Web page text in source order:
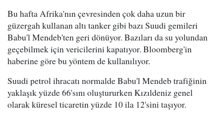
Bu hafta Afrika'nın çevresinden çok daha uzun bir
güzergah kullanan altı tanker gibi bazı Suudi gemileri
Babu'l Mendeb'ten geri dönüyor. Bazıları da su yolundan
geçebilmek için vericilerini kapatıyor. Bloomberg'in
haberine göre bu yöntem de kullanılıyor.
Suudi petrol ihracatı normalde Babu'l Mendeb trafiğinin
yaklaşık yüzde 66'sını oluştururken Kızıldeniz genel
olarak küresel ticaretin yüzde 10 ila 12'sini taşıyor.